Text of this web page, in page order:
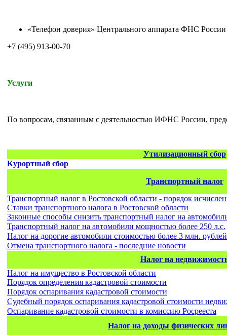
«Телефон доверия» Центрального аппарата ФНС России
+7 (495) 913-00-70
Услуги
По вопросам, связанным с деятельностью ИФНС России,
Утилизационный сбор
Курортный сбор
Транспортный налог
Транспортный налог в Ростовской области - порядок
Ставки транспортного налога в Ростовской области
Законные способы снизить транспортный налог на
Транспортный налог на автомобили мощностью более 250 л.с.
Налог на дорогие автомобили стоимостью более 3 млн. рублей
Отмена транспортного налога - последние новости
Налог на
Налог на имущество в Ростовской области
Порядок определения кадастровой стоимости
Порядок оспаривания кадастровой стоимости
Судебный порядок оспаривания кадастровой стоимости
Оспаривание кадастровой стоимости в комиссию Росрееста
Налог на доходы физических